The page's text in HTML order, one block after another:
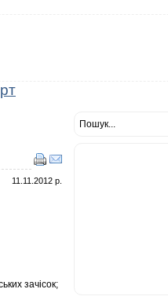
11.11.2012 р.
зачісок;
Пошук...